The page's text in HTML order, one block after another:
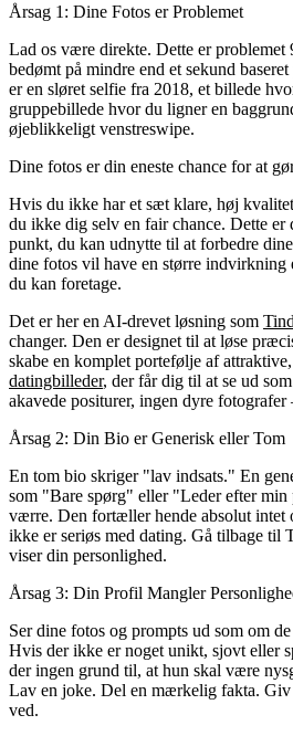
Årsag 1: Dine Fotos er Problemet
Lad os være direkte. Dette er
bedømt på mindre end et sekund
er en sløret selfie fra 2018, et billede
gruppebillede hvor du ligner en
øjeblikkeligt venstreswipe.
Dine fotos er din eneste chance for at
Hvis du ikke har et sæt klare, høj
du ikke dig selv en fair chance. Dette er
punkt, du kan udnytte til at forbedre
dine fotos vil have en større indvirkning
du kan foretage.
Det er her en AI-drevet løsning som
changer. Den er designet til at løse
skabe en komplet portefølje af attraktive,
datingbilleder, der får dig til at se ud
akavede positurer, ingen dyre fotografer
Årsag 2: Din Bio er Generisk eller Tom
En tom bio skriger "lav indsats." En
som "Bare spørg" eller "Leder efter min
værre. Den fortæller hende absolut intet
ikke er seriøs med dating. Gå tilbage til
viser din personlighed.
Årsag 3: Din Profil Mangler
Ser dine fotos og prompts ud som om
Hvis der ikke er noget unikt, sjovt eller
der ingen grund til, at hun skal være
Lav en joke. Del en mærkelig fakta.
ved.